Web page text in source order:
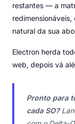
restantes — a
natural da sua
Electron herda
web, depois vá
Pronto para
cada SO?